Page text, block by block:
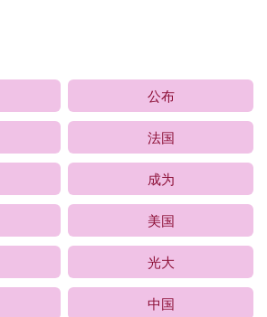
公布
法国
成为
美国
光大
中国